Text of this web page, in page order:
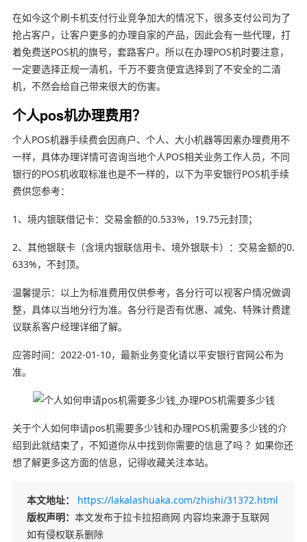
在如今这个刷卡机支付行业竞争加大的情况下，很多支付公司为了
抢占客户，让客户更多的办理自家的产品，因此会有一些代理，打
着免费送POS机的旗号，套路客户。所以在办理POS机时要注意，
一定要选择正规一清机，千万不要贪便宜选择到了不安全的二清
机，不然会给自己带来很大的伤害。
个人pos机办理费用？
个人POS机器手续费会因商户、个人、大小机器等因素办理费用不
一样，具体办理详情可咨询当地个人POS相关业务工作人员，不同
银行的POS机收取标准也是不一样的，以下为平安银行POS机手续
费供您参考：
1、境内银联借记卡：交易金额的0.533%，19.75元封顶；
2、其他银联卡（含境内银联信用卡、境外银联卡）：交易金额的0.
633%，不封顶。
温馨提示：以上为标准费用仅供参考，各分行可以视客户情况做调
整，具体以当地分行为准。各分行是否有优惠、减免、特殊计费建
议联系客户经理详细了解。
应答时间：2022-01-10，最新业务变化请以平安银行官网公布为
准。
关于个人如何申请pos机需要多少钱和办理POS机需要多少钱的介
绍到此就结束了，不知道你从中找到你需要的信息了吗 ？如果你还
想了解更多这方面的信息，记得收藏关注本站。
本文地址：
https://lakalashuaka.com/zhishi/31372.html
版权声明： 本文发布于拉卡拉招商网 内容均来源于互联网
如有侵权联系删除